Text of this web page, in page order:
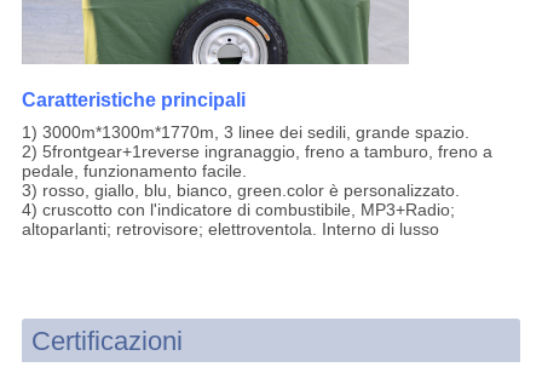
Caratteristiche principali
1) 3000m*1300m*1770m, 3 linee dei sedili, grande spazio.
2) 5frontgear+1reverse ingranaggio, freno a tamburo, freno a
pedale, funzionamento facile.
3) rosso, giallo, blu, bianco, green.color è personalizzato.
4) cruscotto con l'indicatore di combustibile, MP3+Radio;
altoparlanti; retrovisore; elettroventola. Interno di lusso
Certificazioni